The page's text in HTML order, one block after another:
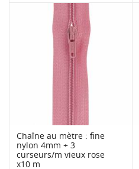
Chaîne au mètre : fine
nylon 4mm + 3
curseurs/m vieux rose
x10 m